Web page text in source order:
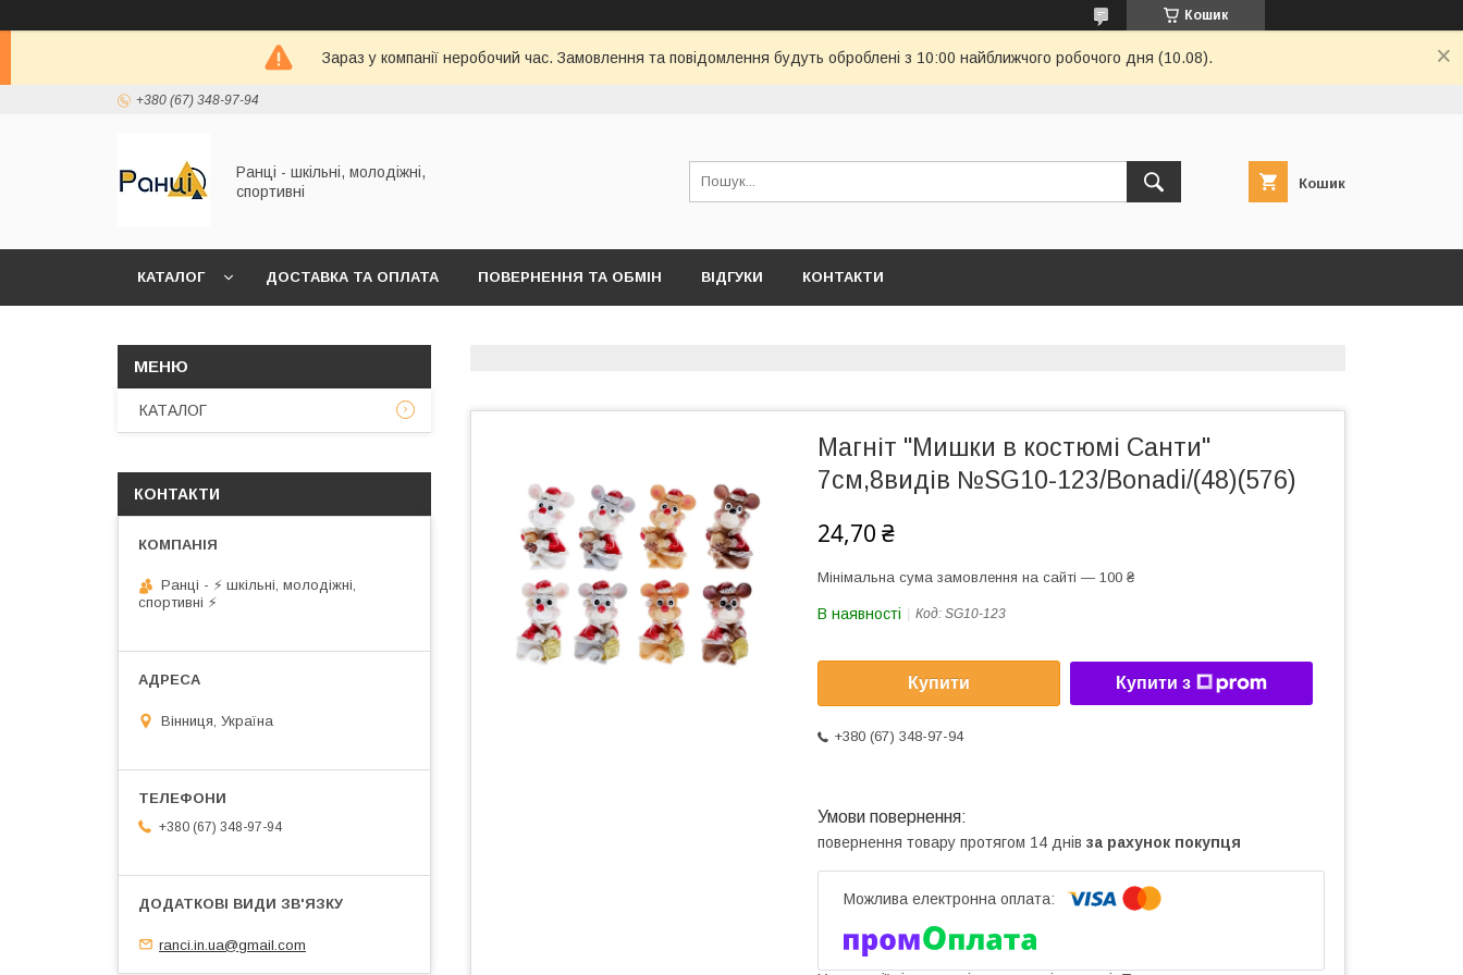
Кошик
Зараз у компанії неробочий час. Замовлення та повідомлення будуть оброблені з 10:00 найближчого робочого дня (10.08).
+380 (67) 348-97-94
Ранці - шкільні, молодіжні,
спортивні
Кошик
КАТАЛОГ ДОСТАВКА ТА ОПЛАТА ПОВЕРНЕННЯ ТА ОБМІН ВІДГУКИ КОНТАКТИ
Магніт "Мишки в костюмі Санти"
7см,8видів №SG10-123/Bonadi/(48)(576)
24,70 ₴
Мінімальна сума замовлення на сайті — 100 ₴
В наявності Код: SG10-123
Купити Купити з
+380 (67) 348-97-94
повернення товару протягом 14 днів за рахунок покупця
КАТАЛОГ
КОНТАКТИ
Ранці - ⚡ шкільні, молодіжні,
спортивні ⚡
Вінниця, Україна
+380 (67) 348-97-94
ranci.in.ua@gmail.com